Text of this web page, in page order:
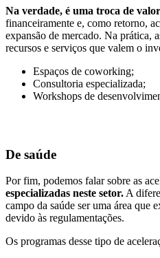
Na verdade, é uma troca de valor
financeiramente e, como retorno,
expansão de mercado. Na prática,
recursos e serviços que valem o
Espaços de coworking;
Consultoria especializada;
Workshops de
De saúde
Por fim, podemos falar sobre as
especializadas neste setor.A
campo da saúde ser uma área que
devido às regulamentações.
Os programas desse tipo de